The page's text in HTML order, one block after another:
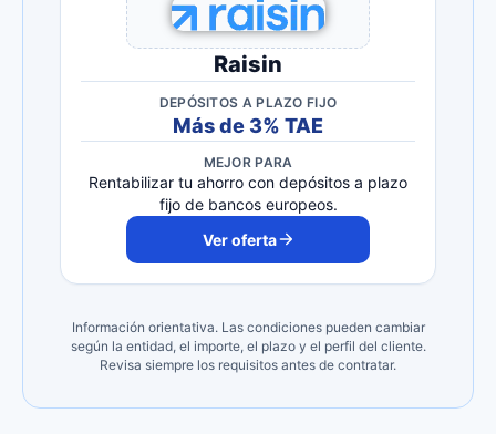
Raisin
DEPÓSITOS A PLAZO FIJO
Más de 3% TAE
MEJOR PARA
Rentabilizar tu ahorro con depósitos a plazo
fijo de bancos europeos.
Ver oferta
Información orientativa. Las condiciones pueden cambiar
según la entidad, el importe, el plazo y el perfil del cliente.
Revisa siempre los requisitos antes de contratar.